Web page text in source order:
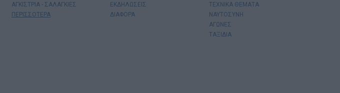
ΑΓΚΙΣΤΡΙΑ - ΣΑΛΑΓΚΙΕΣ
ΠΕΡΙΣΣΟΤΕΡΑ
ΕΚΔΗΛΩΣΕΙΣ
ΔΙΑΦΟΡΑ
ΤΕΧΝΙΚΑ ΘΕΜΑΤΑ
ΝΑΥΤΟΣΥΝΗ
ΑΓΩΝΕΣ
ΤΑΞΙΔΙΑ